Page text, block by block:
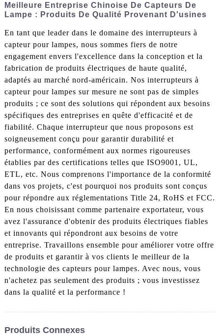
Meilleure Entreprise Chinoise De Capteurs De
Lampe : Produits De Qualité Provenant D'usines
En tant que leader dans le domaine des interrupteurs à
capteur pour lampes, nous sommes fiers de notre
engagement envers l'excellence dans la conception et la
fabrication de produits électriques de haute qualité,
adaptés au marché nord-américain. Nos interrupteurs à
capteur pour lampes sur mesure ne sont pas de simples
produits ; ce sont des solutions qui répondent aux besoins
spécifiques des entreprises en quête d'efficacité et de
fiabilité. Chaque interrupteur que nous proposons est
soigneusement conçu pour garantir durabilité et
performance, conformément aux normes rigoureuses
établies par des certifications telles que ISO9001, UL,
ETL, etc. Nous comprenons l'importance de la conformité
dans vos projets, c'est pourquoi nos produits sont conçus
pour répondre aux réglementations Title 24, RoHS et FCC.
En nous choisissant comme partenaire exportateur, vous
avez l'assurance d'obtenir des produits électriques fiables
et innovants qui répondront aux besoins de votre
entreprise. Travaillons ensemble pour améliorer votre offre
de produits et garantir à vos clients le meilleur de la
technologie des capteurs pour lampes. Avec nous, vous
n'achetez pas seulement des produits ; vous investissez
dans la qualité et la performance !
Produits Connexes